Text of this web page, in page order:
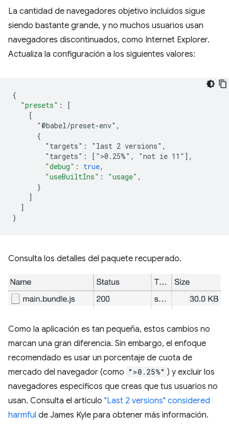
La cantidad de navegadores objetivo incluidos sigue
siendo bastante grande, y no muchos usuarios usan
navegadores discontinuados, como Internet Explorer.
Actualiza la configuración a los siguientes valores:
{
"presets" :
[
    [
      "@babel/preset-env",
      {
        "targets": "last 2 versions",
        "targets": [">0.25%", "not ie 11"
] ,
"debug" : true,
"useBuiltIns" : "usage" ,
}
]
]
}
Consulta los detalles del paquete recuperado.
Como la aplicación es tan pequeña, estos cambios no
marcan una gran diferencia. Sin embargo, el enfoque
recomendado es usar un porcentaje de cuota de
mercado del navegador (como ">0.25%" ) y excluir los
navegadores específicos que creas que tus usuarios no
usan. Consulta el artículo "Last 2 versions" considered
harmful de James Kyle para obtener más información.